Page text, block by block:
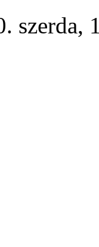
szerda,